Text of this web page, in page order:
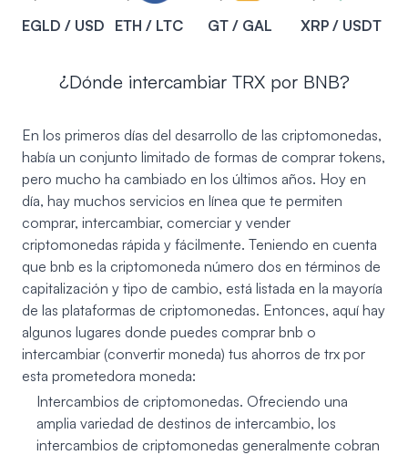
EGLD / USD ETH / LTC GT / GAL XRP / USDT
¿Dónde intercambiar TRX por BNB?
En los primeros días del desarrollo de las criptomonedas,
había un conjunto limitado de formas de comprar tokens,
pero mucho ha cambiado en los últimos años. Hoy en
día, hay muchos servicios en línea que te permiten
comprar, intercambiar, comerciar y vender
criptomonedas rápida y fácilmente. Teniendo en cuenta
que bnb es la criptomoneda número dos en términos de
capitalización y tipo de cambio, está listada en la mayoría
de las plataformas de criptomonedas. Entonces, aquí hay
algunos lugares donde puedes comprar bnb o
intercambiar (convertir moneda) tus ahorros de trx por
esta prometedora moneda:
Intercambios de criptomonedas. Ofreciendo una
amplia variedad de destinos de intercambio, los
intercambios de criptomonedas generalmente cobran